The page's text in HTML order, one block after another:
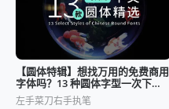
【圆体特辑】想找万用的免费商用
字体吗？13 种圆体字型一次下
载！
左手菜刀右手执笔